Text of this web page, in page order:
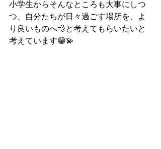
小学生からそんなところも大事にしつ
つ、自分たちが日々過ごす場所を、よ
り良いものへ💨と考えてもらいたいと
考えています😁💫